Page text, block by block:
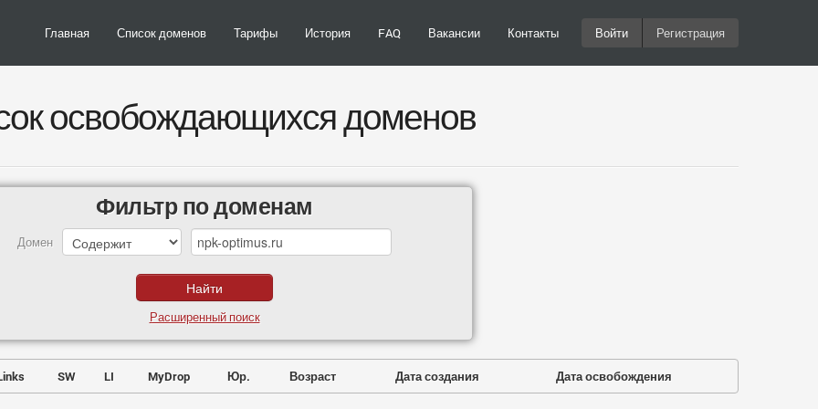
Главная Список доменов Тарифы История FAQ Вакансии Контакты Войти Регистрация
освобождающихся доменов
Фильтр по доменам
Домен
Расширенный поиск
SW LI MyDrop Юр. Возраст Дата создания Дата освобождения